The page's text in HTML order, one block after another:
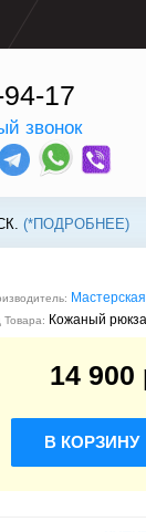
17
звонок
(*ПОДРОБНЕЕ)
Товара: Кожаный
14 900
В КОРЗИНУ